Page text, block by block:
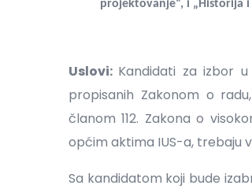
projektovanje“, i „Historija
Uslovi: Kandidati za izbor
propisanih Zakonom o
članom 112. Zakona o
općim aktima IUS-a, trebaju
Sa kandidatom koji bude